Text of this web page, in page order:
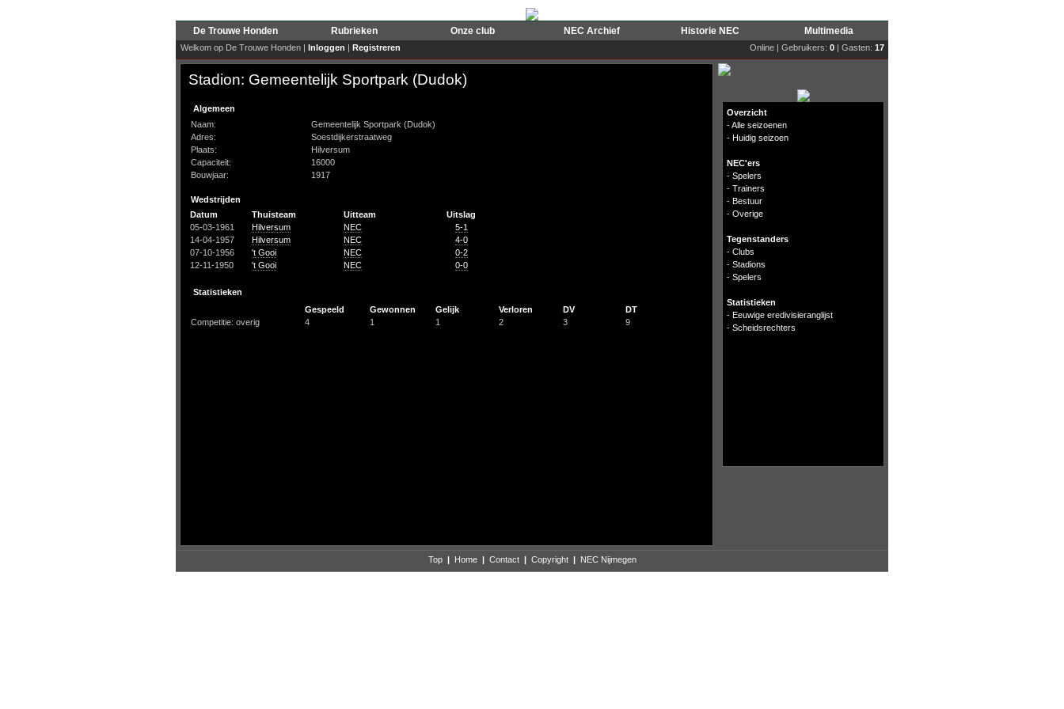
De Trouwe Honden Rubrieken Onze club NEC Archief Historie NEC Multimedia
Welkom op De Trouwe Honden | Inloggen | Registreren Online | Gebruikers: 0 | Gasten: 17
Stadion: Gemeentelijk Sportpark (Dudok)
Algemeen
Naam:
Gemeentelijk Sportpark (Dudok)
Adres:
Soestdijkerstraatweg
Plaats:
Hilversum
Capaciteit:
16000
Bouwjaar:
1917
Wedstrijden
Datum
Thuisteam Uitteam
Uitslag
05-03-1961
Hilversum NEC
5-1
14-04-1957
Hilversum NEC
4-0
07-10-1956
't Gooi NEC
0-2
12-11-1950
't Gooi NEC 0-0
Statistieken
Gespeeld
Gewonnen Gelijk Verloren DV
DT
Competitie: overig
4 1 1 2 3 9
Overzicht
-Alle seizoenen
- Huidig seizoen
NEC'ers
- Spelers
- Trainers
- Bestuur
- Overige
Tegenstanders
- Clubs
- Stadions
- Spelers
Statistieken
- Eeuwige eredivisieranglijst
- Scheidsrechters
Top | Home | Contact | Copyright | NEC Nijmegen